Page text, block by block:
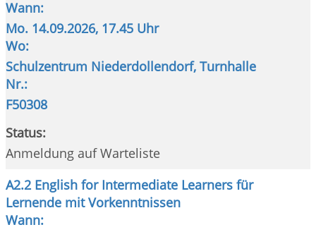
Wann:
Mo. 14.09.2026, 17.45 Uhr
Wo:
Schulzentrum Niederdollendorf, Turnhalle
Nr.:
F50308
Status:
Anmeldung auf Warteliste
A2.2 English for Intermediate Learners für
Lernende mit Vorkenntnissen
Wann: